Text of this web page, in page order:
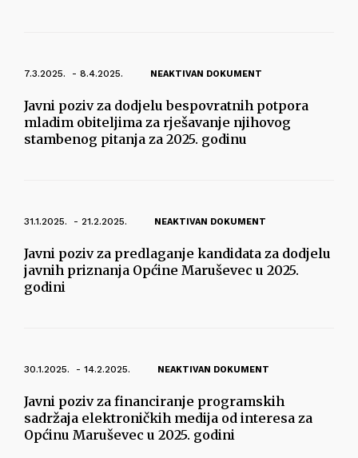
7.3.2025. - 8.4.2025. NEAKTIVAN DOKUMENT
Javni poziv za dodjelu bespovratnih potpora
mladim obiteljima za rješavanje njihovog
stambenog pitanja za 2025. godinu
31.1.2025. - 21.2.2025. NEAKTIVAN DOKUMENT
Javni poziv za predlaganje kandidata za dodjelu
javnih priznanja Općine Maruševec u 2025.
godini
30.1.2025. - 14.2.2025. NEAKTIVAN DOKUMENT
Javni poziv za financiranje programskih
sadržaja elektroničkih medija od interesa za
Općinu Maruševec u 2025. godini